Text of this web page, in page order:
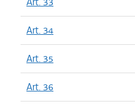
Art. 34
Art. 35
Art. 36